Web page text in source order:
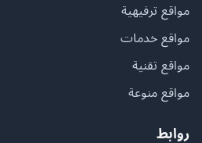
مواقع ترفيهية
مواقع خدمات
مواقع تقنية
مواقع منوعة
روابط